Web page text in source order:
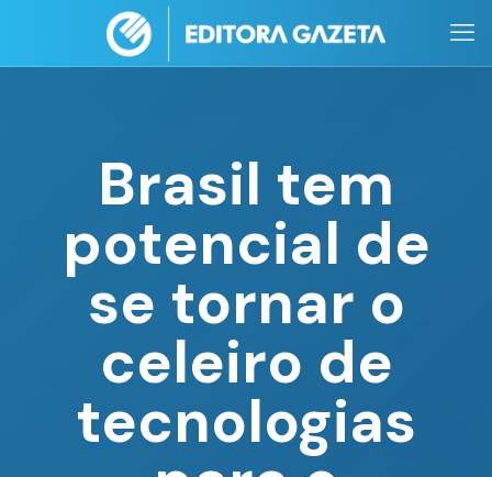
Brasil tem
potencial de
se tornar o
celeiro de
tecnologias